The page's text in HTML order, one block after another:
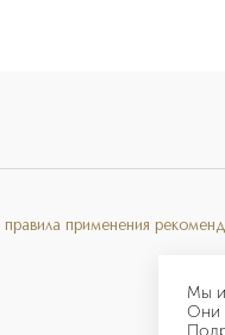
Мы
Они
правила применения